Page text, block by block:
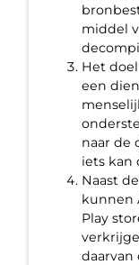
middel
Het
een
naar de
iets kan
Naast
kunnen
Play
daarvan